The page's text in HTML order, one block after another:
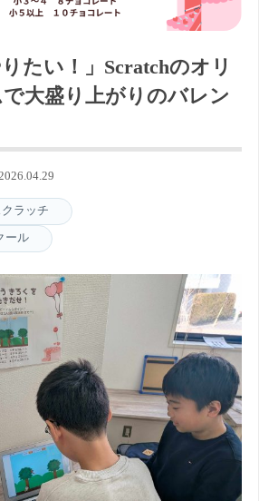
りたい！」Scratchのオリ
大盛り上がりのバレン
2026.04.29
クラッチ
ール